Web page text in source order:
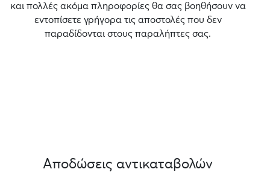
και πολλές ακόμα πληροφορίες θα σας βοηθήσουν να
εντοπίσετε γρήγορα τις αποστολές που δεν
παραδίδονται στους παραλήπτες σας.
Αποδώσεις αντικαταβολών